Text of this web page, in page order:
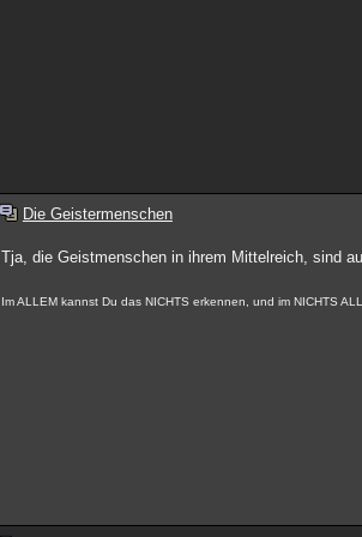
Die Geistermenschen
Tja, die Geistmenschen in ihrem Mittelreich, sind
Im ALLEM kannst Du das NICHTS erkennen, und im NICHTS